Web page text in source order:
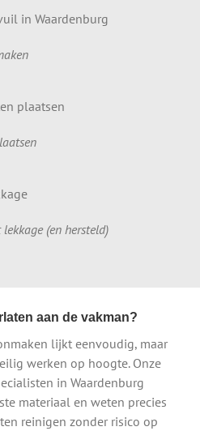
(en hersteld)
aan de vakman?
lijkt eenvoudig, maar
werken op hoogte. Onze
in Waardenburg
materiaal en weten precies
reinigen zonder risico op